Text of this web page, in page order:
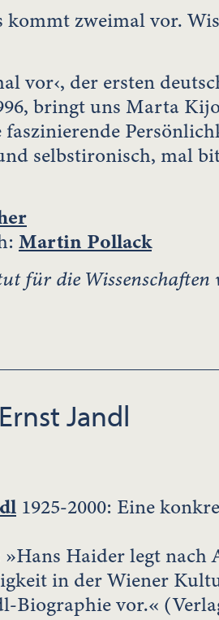
kommt zweimal vor.
vor‹, der ersten
bringt uns Marta
selbstironisch, mal
Martin Pollack
für die
Jandl
1925-2000: Eine
Haider legt
in der Wiener
Biographie vor.«